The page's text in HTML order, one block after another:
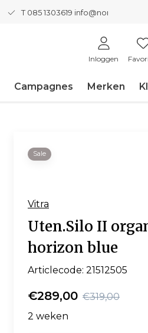
T 085 1303619 info@nordicnew.nl
Inloggen
Campagnes Merken
Sale
Vitra
Uten.Silo II
horizon blue
Articlecode: 21512505
€289,00 €319,00
2 weken